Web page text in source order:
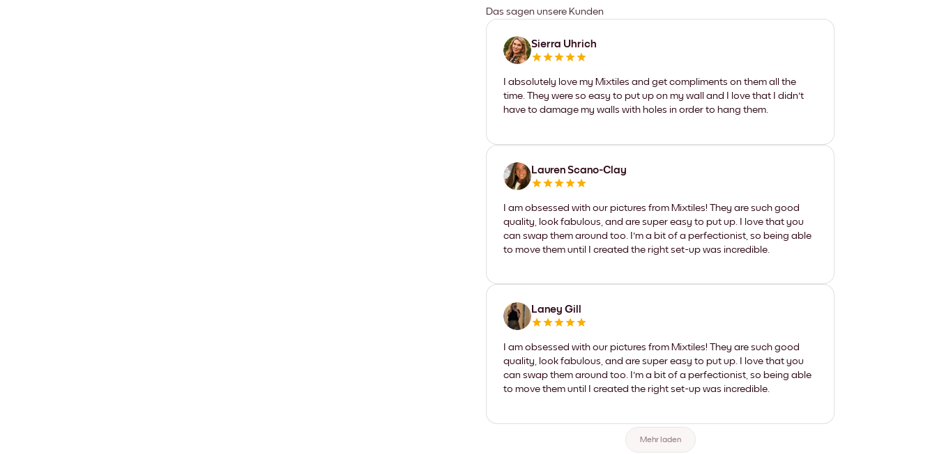
Das sagen unsere Kunden
Sierra Uhrich
I absolutely love my Mixtiles and get compliments on them all the
time. They were so easy to put up on my wall and I love that I didn't
have to damage my walls with holes in order to hang them.
Lauren Scano-Clay
I am obsessed with our pictures from Mixtiles! They are such good
quality, look fabulous, and are super easy to put up. I love that you
can swap them around too. I'm a bit of a perfectionist, so being able
to move them until I created the right set-up was incredible.
Laney Gill
I am obsessed with our pictures from Mixtiles! They are such good
quality, look fabulous, and are super easy to put up. I love that you
can swap them around too. I'm a bit of a perfectionist, so being able
to move them until I created the right set-up was incredible.
Mehr laden